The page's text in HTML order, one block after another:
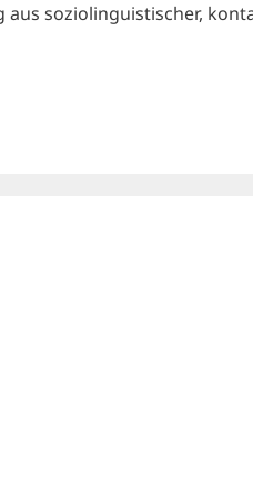
soziolinguistischer,